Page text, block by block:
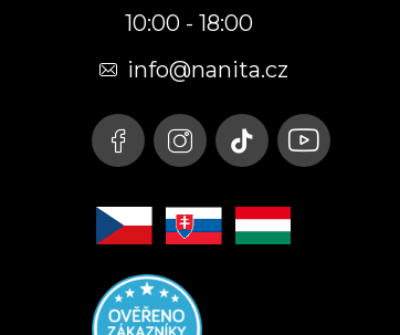
10:00 - 18:00
info@nanita.cz